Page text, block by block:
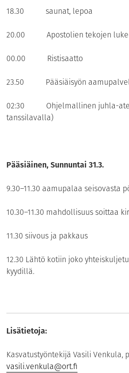
18.30 saunat, lepoa
20.00 Apostolien tekojen
00.00 Ristisaatto
23.50 Pääsiäisyön
02:30 Ohjelmallinen juhla-
tanssilavalla)
Pääsiäinen, Sunnuntai 31.3.
9.30–11.30 aamupalaa seisovasta
10.30–11.30 mahdollisuus soittaa
11.30 siivous ja pakkaus
12.30 Lähtö kotiin joko
kyydillä.
Lisätietoja:
Kasvatustyöntekijä Vasili Venkula,
vasili.venkula@ort.fi